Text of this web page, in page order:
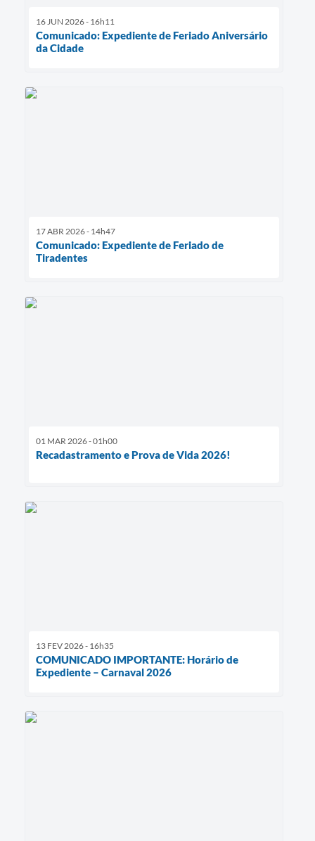
16 JUN 2026 - 16h11
Comunicado: Expediente de Feriado Aniversário
da Cidade
17 ABR 2026 - 14h47
Comunicado: Expediente de Feriado de
Tiradentes
01 MAR 2026 - 01h00
Recadastramento e Prova de Vida 2026!
13 FEV 2026 - 16h35
COMUNICADO IMPORTANTE: Horário de
Expediente – Carnaval 2026